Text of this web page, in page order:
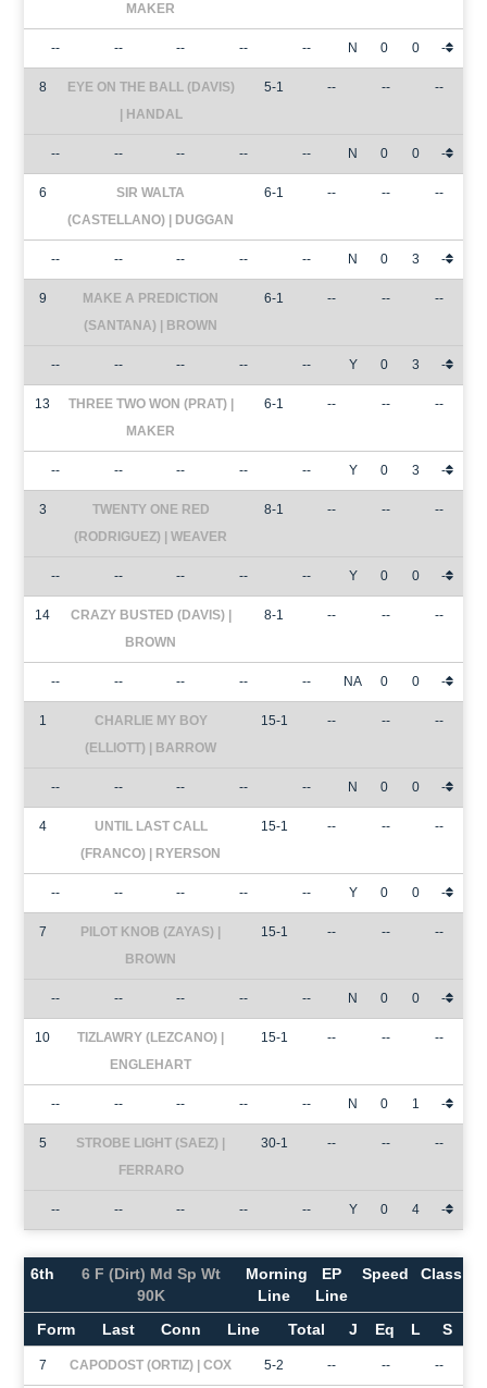
MAKER
-- -- -- -- -- N 0 0 -
8
EYE ON THE BALL (DAVIS)
| HANDAL
5-1 -- -- --
-- -- -- -- -- N 0 0 -
6
SIR WALTA
(CASTELLANO) | DUGGAN
6-1 -- -- --
-- -- -- -- -- N 0 3 -
9
MAKE A PREDICTION
(SANTANA) | BROWN
6-1 -- -- --
-- -- -- -- -- Y 0 3 -
13
THREE TWO WON (PRAT) |
MAKER
6-1 -- -- --
-- -- -- -- -- Y 0 3 -
3
TWENTY ONE RED
(RODRIGUEZ) | WEAVER
8-1 -- -- --
-- -- -- -- -- Y 0 0 -
14
CRAZY BUSTED (DAVIS) |
BROWN
8-1 -- -- --
-- -- -- -- -- NA 0 0 -
1
CHARLIE MY BOY
(ELLIOTT) | BARROW
15-1 -- -- --
-- -- -- -- -- N 0 0 -
4
UNTIL LAST CALL
(FRANCO) | RYERSON
15-1 -- -- --
-- -- -- -- -- Y 0 0 -
7
PILOT KNOB (ZAYAS) |
BROWN
15-1 -- -- --
-- -- -- -- -- N 0 0 -
10
TIZLAWRY (LEZCANO) |
ENGLEHART
15-1 -- -- --
-- -- -- -- -- N 0 1 -
5
STROBE LIGHT (SAEZ) |
FERRARO
30-1 -- -- --
-- -- -- -- -- Y 0 4 -
6th
6 F (Dirt) Md Sp Wt
90K
Morning
Line
EP
Line
Speed Class
Form Last Conn Line Total J Eq L S
7 CAPODOST (ORTIZ) | COX 5-2 -- -- --